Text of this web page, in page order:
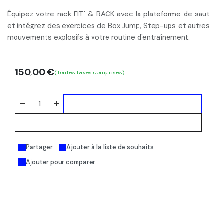
Équipez votre rack FIT' & RACK avec la plateforme de saut
et intégrez des exercices de Box Jump, Step-ups et autres
mouvements explosifs à votre routine d'entraînement.
Ajouter pour comparer
Partager Ajouter à la liste de souhaits
150,00€(Toutes taxes comprises)